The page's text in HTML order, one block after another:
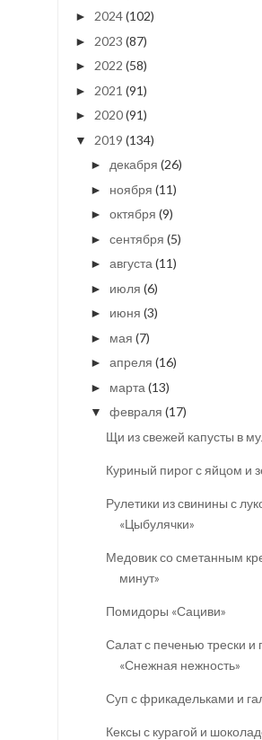
► 2024(102)
► 2023 (87)
► 2022 (58)
► 2021 (91)
► 2020(91)
▼ 2019 (134)
► декабря (26)
► ноября (11)
► октября (9)
► сентября (5)
► августа (11)
► июля (6)
► июня (3)
► мая (7)
► апреля (16)
► марта (13)
▼ февраля (17)
Щи из свежей капусты в
Куриный пирог с яйцом и
Рулетики из свинины с
«Цыбулячки»
Медовик со сметанным
минут»
Помидоры «Сациви»
Салат с печенью трески и
«Снежная нежность»
Суп с фрикадельками и
Кексы с курагой и